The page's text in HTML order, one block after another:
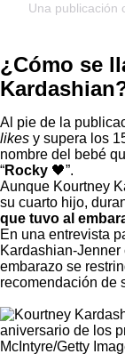
Una publicación
¿Cómo se
Al pie de la
likes y supera los
nombre del bebé
“Rocky 🖤”.
Aunque Kourtney
su cuarto hijo,
que tuvo al
En una entrevista
Kardashian-Jenner
embarazo se
recomendación de